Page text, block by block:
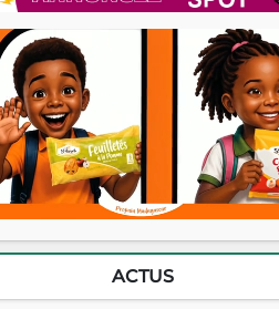
ACTUS